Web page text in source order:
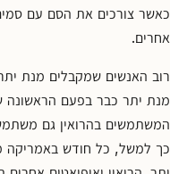
כאשר צורכים את הסם עם
אחרים.
רוב האנשים שמקבלים מנת
מנת יתר כבר בפעם
המשתמשים בהרואין גם
כך למשל, כל חודש באמריקה